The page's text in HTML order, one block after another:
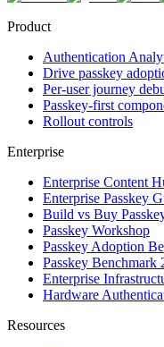
Product
Authentication
Drive passkey
Per-user journey
Passkey-first
Rollout controls
Enterprise
Enterprise Content
Enterprise Passkey
Build vs Buy
Passkey Workshop
Passkey Adoption
Passkey Benchmark
Enterprise
Hardware
Resources